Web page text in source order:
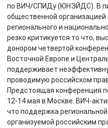
по ВИЧ/СПИДу (ЮНЭЙДС). В
общественной
регионального и
резко критикуется то что,
донором четвертой
Восточной Европе и
поддерживает
проводимую российском
Предстоящая конференция
12-14 мая в Москве. ВИЧ-
что поддержка
организуемой российским